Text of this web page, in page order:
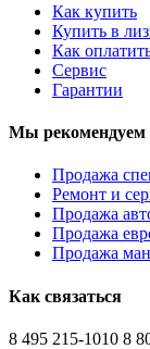
Как купить
Купить в
Как
Сервис
Гарантии
Мы рекомендуем
Продажа
Ремонт и
Продажа
Продажа
Продажа
Как связаться
8 495 215-1010 8